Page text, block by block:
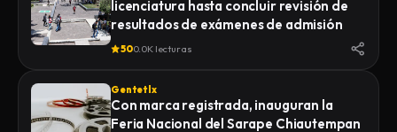
licenciatura hasta concluir revisión de
resultados de exámenes de admisión
500.0K lecturas
Gentetlx
Con marca registrada, inauguran la
Feria Nacional del Sarape Chiautempan